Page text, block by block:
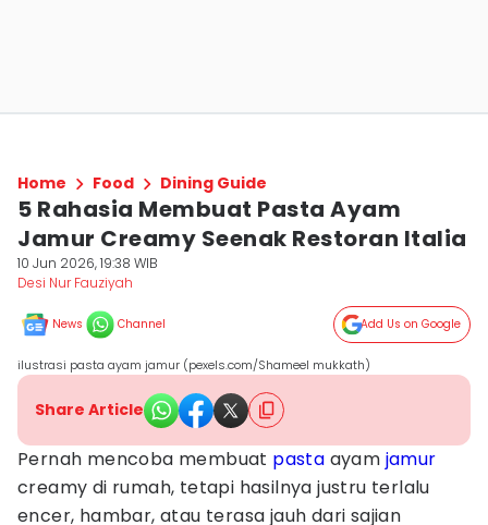
Home Food Dining Guide
5 Rahasia Membuat Pasta Ayam
Jamur Creamy Seenak Restoran Italia
10 Jun 2026, 19:38 WIB
Desi Nur Fauziyah
News Channel Add Us on Google
ilustrasi pasta ayam jamur (pexels.com/Shameel mukkath)
Share Article
Pernah mencoba membuat pasta ayam jamur
creamy di rumah, tetapi hasilnya justru terlalu
encer, hambar, atau terasa jauh dari sajian